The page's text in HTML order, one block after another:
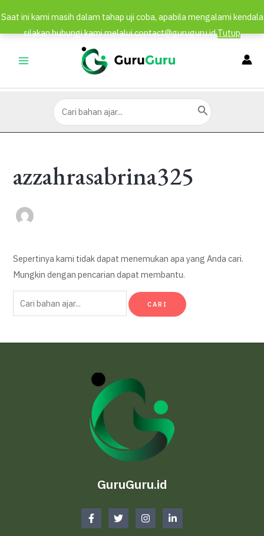
MENU
Search
for:
azzahrasabrina325
Sepertinya kami tidak dapat menemukan apa yang Anda cari.
Mungkin dengan pencarian dapat membantu.
Cari
untuk:
GuruGuru.id
Saat ini kami masih dalam tahap uji coba, apabila mengalami kendala
silakan hubungi kami melalui contact@guruguru.idTutup